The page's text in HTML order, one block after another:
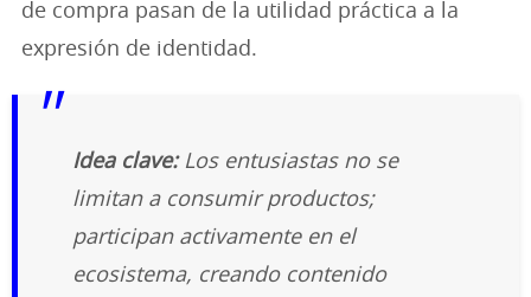
de compra pasan de la utilidad práctica a la
expresión de identidad.
Idea clave:Los entusiastas no se
limitan a consumir productos;
participan activamente en el
ecosistema, creando contenido